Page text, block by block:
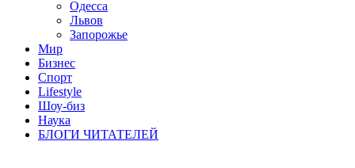
Одесса
Львов
Запорожье
Мир
Бизнес
Спорт
Lifestyle
Шоу-биз
Наука
БЛОГИ ЧИТАТЕЛЕЙ